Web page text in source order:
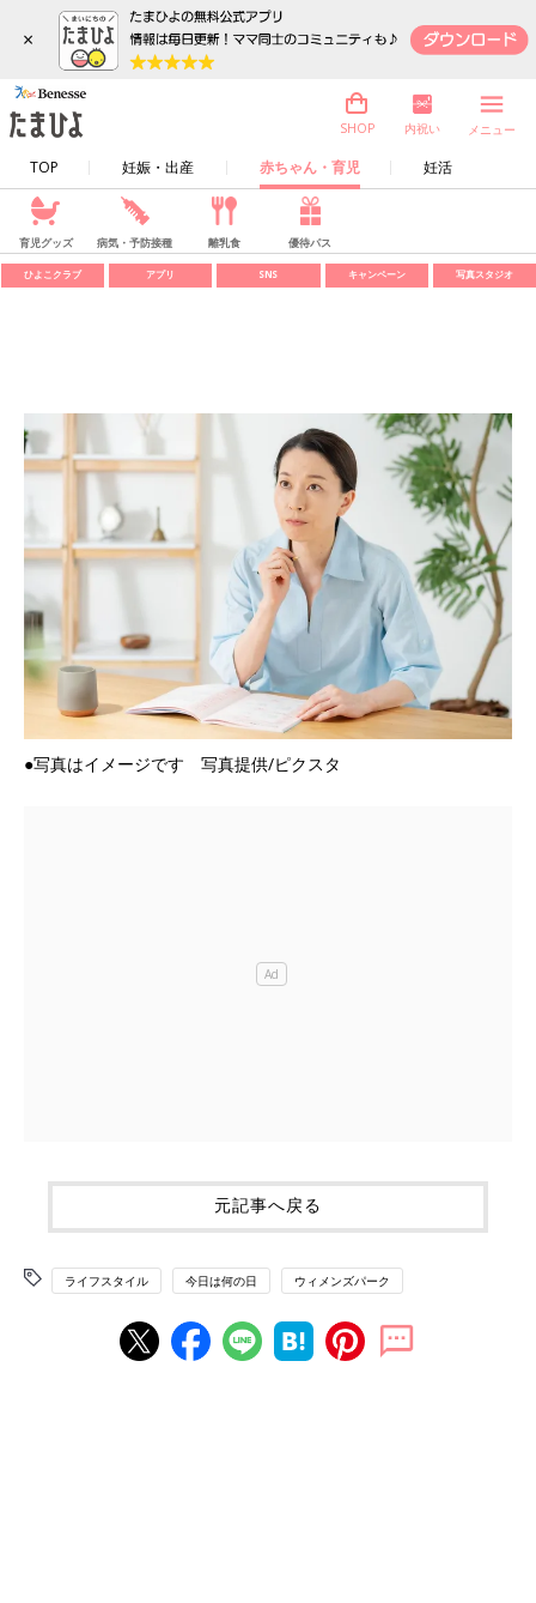
×
TOP 妊娠・出産 赤ちゃん・育児 妊活
SHOP 内祝い メニュー
育児グッズ 病気・予防接種 離乳食 優待パス
ひよこクラブ アプリ SNS キャンペーン 写真スタジオ
●写真はイメージです 写真提供/ピクスタ
元記事へ戻る
ライフスタイル 今日は何の日 ウィメンズパーク